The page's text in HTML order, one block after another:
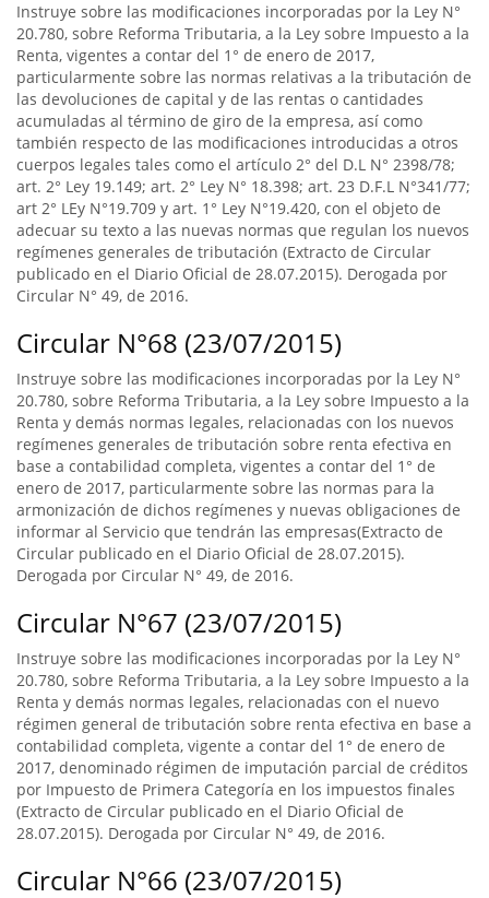
Instruye sobre las modificaciones incorporadas por la Ley N°
20.780, sobre Reforma Tributaria, a la Ley sobre Impuesto a la
Renta, vigentes a contar del 1° de enero de 2017,
particularmente sobre las normas relativas a la tributación de
las devoluciones de capital y de las rentas o cantidades
acumuladas al término de giro de la empresa, así como
también respecto de las modificaciones introducidas a otros
cuerpos legales tales como el artículo 2° del D.L N° 2398/78;
art. 2° Ley 19.149; art. 2° Ley N° 18.398; art. 23 D.F.L N°341/77;
art 2° LEy N°19.709 y art. 1° Ley N°19.420, con el objeto de
adecuar su texto a las nuevas normas que regulan los nuevos
regímenes generales de tributación (Extracto de Circular
publicado en el Diario Oficial de 28.07.2015). Derogada por
Circular N° 49, de 2016.
Circular N°68 (23/07/2015)
Instruye sobre las modificaciones incorporadas por la Ley N°
20.780, sobre Reforma Tributaria, a la Ley sobre Impuesto a la
Renta y demás normas legales, relacionadas con los nuevos
regímenes generales de tributación sobre renta efectiva en
base a contabilidad completa, vigentes a contar del 1° de
enero de 2017, particularmente sobre las normas para la
armonización de dichos regímenes y nuevas obligaciones de
informar al Servicio que tendrán las empresas(Extracto de
Circular publicado en el Diario Oficial de 28.07.2015).
Derogada por Circular N° 49, de 2016.
Circular N°67 (23/07/2015)
Instruye sobre las modificaciones incorporadas por la Ley N°
20.780, sobre Reforma Tributaria, a la Ley sobre Impuesto a la
Renta y demás normas legales, relacionadas con el nuevo
régimen general de tributación sobre renta efectiva en base a
contabilidad completa, vigente a contar del 1° de enero de
2017, denominado régimen de imputación parcial de créditos
por Impuesto de Primera Categoría en los impuestos finales
(Extracto de Circular publicado en el Diario Oficial de
28.07.2015). Derogada por Circular N° 49, de 2016.
Circular N°66 (23/07/2015)